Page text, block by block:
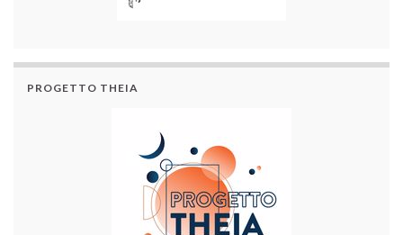
PROGETTO THEIA